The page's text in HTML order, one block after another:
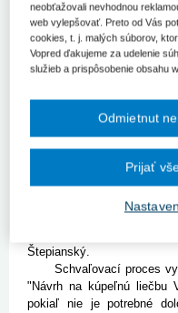
treba poradiť so svojím
starostlivosť vypisuje
ambulantnú starostlivosť
deti a dorast na základe
priblížila hovorkyňa
Balážová.
Zdravotné poisťovne
plne hradená z
čiastočne. Za tie si tak
spôsobe úhrady typu B je
starostlivosť, ubytovanie
indikačnej skupiny, ktorú
Štepianský.
Schvaľovací proces
"Návrh na kúpeľnú liečbu
pokiaľ nie je potrebné
neobťažovali nevhodnou
web vylepšovať. Preto od Vás
cookies, t. j. malých súborov,
Vopred ďakujeme za udelenie
služieb a prispôsobenie obsahu
Odmietnut
Prijať